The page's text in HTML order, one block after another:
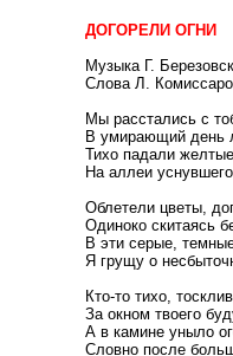
ДОГОРЕЛИ ОГНИ
Музыка Г.
Слова Л.
Мы расстались с
В умирающий день
Тихо падали
На аллеи
Облетели цветы,
Одиноко скитаясь
В эти серые,
Я грущу о
Кто-то тихо,
За окном твоего
А в камине уныло
Словно после